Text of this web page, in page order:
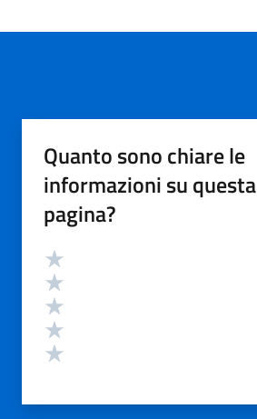
Quanto sono chiare le
informazioni su questa
pagina?
Valutazione